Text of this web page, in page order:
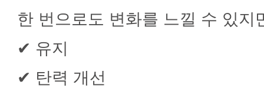
한 번으로도 변화를 느낄 수 있지
✔ 유지
✔ 탄력 개선